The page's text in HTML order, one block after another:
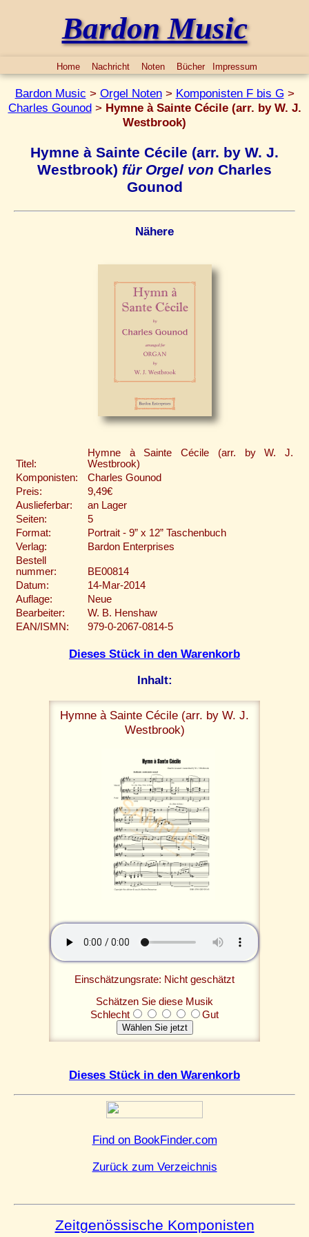
Bardon Music
Home Nachricht Noten Bücher Impressum
Bardon Music > Orgel Noten> Komponisten F bis G >
Charles Gounod> Hymne à Sainte Cécile (arr. by W. J.
Westbrook)
Hymne à Sainte Cécile (arr. by W. J.
Westbrook) für Orgel von Charles
Gounod
Nähere
Titel:
Hymne à Sainte Cécile (arr. by W. J.
Westbrook)
Komponisten:
Charles Gounod
Preis:
9,49€
Auslieferbar:
an Lager
Seiten:
5
Format:
Portrait - 9” x 12” Taschenbuch
Verlag:
Bardon Enterprises
Bestell
nummer:
BE00814
Datum:
14-Mar-2014
Auflage:
Neue
Bearbeiter:
W. B. Henshaw
EAN/ISMN:
979-0-2067-0814-5
Dieses Stück in den Warenkorb
Inhalt:
Hymne à Sainte Cécile (arr. by W. J.
Westbrook)
Einschätzungsrate: Nicht geschätzt
Schätzen Sie diese Musik
Schlecht
Gut
Dieses Stück in den Warenkorb
Find on BookFinder.com
Zurück zum Verzeichnis
Zeitgenössische Komponisten